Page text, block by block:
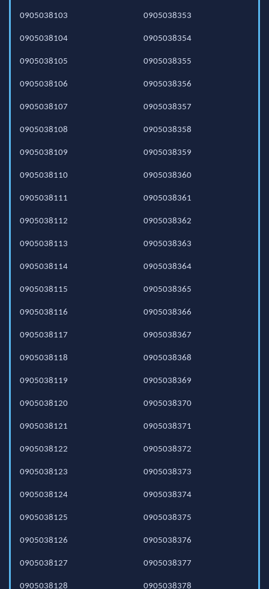
0905038103
0905038104
0905038105
0905038106
0905038107
0905038108
0905038109
0905038110
0905038111
0905038112
0905038113
0905038114
0905038115
0905038116
0905038117
0905038118
0905038119
0905038120
0905038121
0905038122
0905038123
0905038124
0905038125
0905038126
0905038127
0905038128
0905038353
0905038354
0905038355
0905038356
0905038357
0905038358
0905038359
0905038360
0905038361
0905038362
0905038363
0905038364
0905038365
0905038366
0905038367
0905038368
0905038369
0905038370
0905038371
0905038372
0905038373
0905038374
0905038375
0905038376
0905038377
0905038378